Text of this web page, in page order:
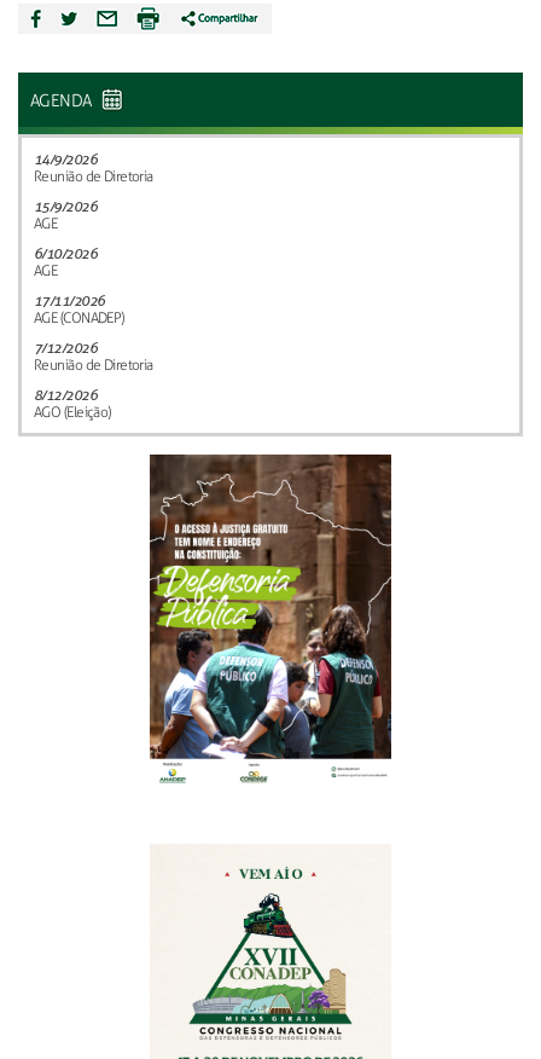
AGENDA
14/9/2026
Reunião de Diretoria
15/9/2026
AGE
6/10/2026
AGE
17/11/2026
AGE (CONADEP)
7/12/2026
Reunião de Diretoria
8/12/2026
AGO (Eleição)